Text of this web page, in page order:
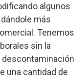
algunos
más
Tenemos
sin la
descontaminación
una cantidad de